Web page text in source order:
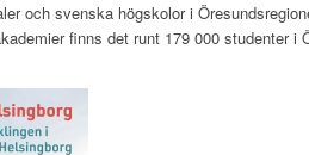
och svenska högskolor i
finns det runt 179 000 studenter